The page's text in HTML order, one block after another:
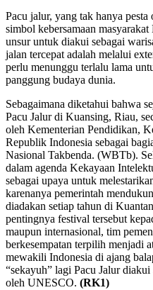
Pacu jalur, yang tak hanya
simbol kebersamaan
unsur untuk diakui sebagai
jalan tercepat adalah melalui
perlu menunggu terlalu lama
panggung budaya dunia.
Sebagaimana diketahui bahwa
Pacu Jalur di Kuansing, Riau,
oleh Kementerian Pendidikan,
Republik Indonesia sebagai
Nasional Takbenda. (WBTb).
dalam agenda Kekayaan
sebagai upaya untuk
karenanya pemerintah
diadakan setiap tahun di
pentingnya festival tersebut
maupun internasional, tim
berkesempatan terpilih menjadi
mewakili Indonesia di ajang
“sekayuh” lagi Pacu Jalur
oleh UNESCO. (RK1)